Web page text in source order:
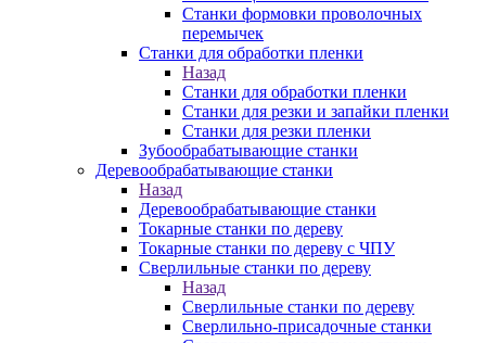
Станки формовки проволочных
перемычек
Станки для обработки пленки
Назад
Станки для обработки пленки
Станки для резки и запайки пленки
Станки для резки пленки
Зубообрабатывающие станки
Деревообрабатывающие станки
Назад
Деревообрабатывающие станки
Токарные станки по дереву
Токарные станки по дереву с ЧПУ
Сверлильные станки по дереву
Назад
Сверлильные станки по дереву
Сверлильно-присадочные станки